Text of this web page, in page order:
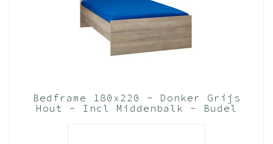
Bedframe 180x220 - Donker Grijs
Hout - Incl Middenbalk - Budel